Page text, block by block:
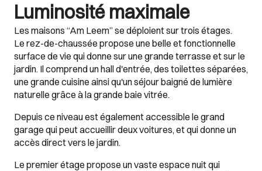
Luminosité maximale
Les maisons “Am Leem” se déploient sur trois étages.
Le rez-de-chaussée propose une belle et fonctionnelle
surface de vie qui donne sur une grande terrasse et sur le
jardin. Il comprend un hall d'entrée, des toilettes séparées,
une grande cuisine ainsi qu'un séjour baigné de lumière
naturelle grâce à la grande baie vitrée.
Depuis ce niveau est également accessible le grand
garage qui peut accueillir deux voitures, et qui donne un
accès direct vers le jardin.
Le premier étage propose un vaste espace nuit qui